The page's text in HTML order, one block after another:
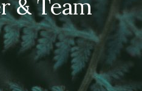
& Team